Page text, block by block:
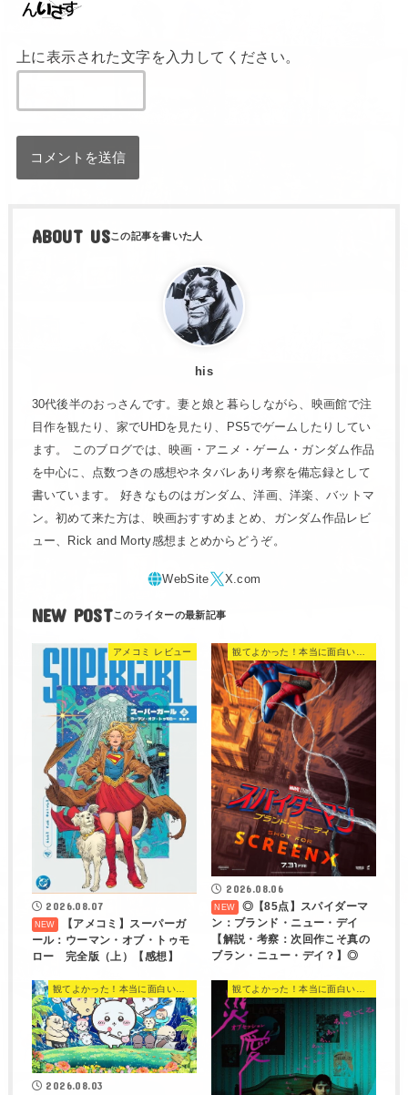
上に表示された文字を入力してください。
ABOUT US
his
30代後半のおっさんです。妻と娘と暮らしながら、映画館で注
目作を観たり、家でUHDを見たり、PS5でゲームしたりしてい
ます。 このブログでは、映画・アニメ・ゲーム・ガンダム作品
を中心に、点数つきの感想やネタバレあり考察を備忘録として
書いています。 好きなものはガンダム、洋画、洋楽、バットマ
ン。初めて来た方は、映画おすすめまとめ、ガンダム作品レビ
ュー、Rick and Morty感想まとめからどうぞ。
NEW POST
アメコミ レビュー
2026.08.07
【アメコミ】スーパーガ
ール：ウーマン・オブ・トゥモ
ロー 完全版（上）【感想】
2026.08.06
◎【85点】スパイダーマ
ン：ブランド・ニュー・デイ
【解説・考察：次回作こそ真の
ブラン・ニュー・デイ？】◎
2026.08.03